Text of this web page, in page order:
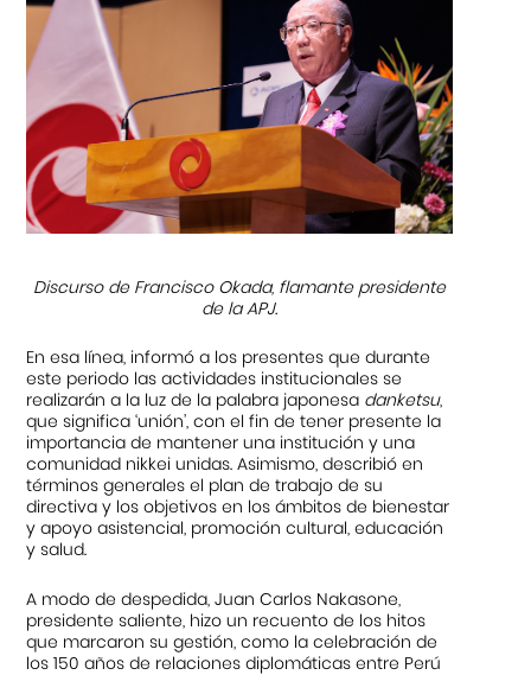
Discurso de Francisco Okada, flamante presidente
de la APJ.
En esa línea, informó a los presentes que durante
este periodo las actividades institucionales se
realizarán a la luz de la palabra japonesa danketsu,
que significa ‘unión’, con el fin de tener presente la
importancia de mantener una institución y una
comunidad nikkei unidas. Asimismo, describió en
términos generales el plan de trabajo de su
directiva y los objetivos en los ámbitos de bienestar
y apoyo asistencial, promoción cultural, educación
y salud.
A modo de despedida, Juan Carlos Nakasone,
presidente saliente, hizo un recuento de los hitos
que marcaron su gestión, como la celebración de
los 150 años de relaciones diplomáticas entre Perú